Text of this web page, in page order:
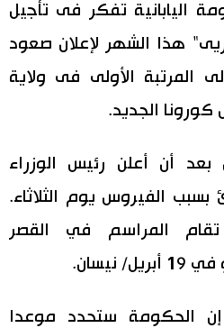
تواصل معنا
اليابانية تفكر فى تأجيل
هذا الشهر لإعلان صعود
المرتبة الأولى فى ولاية
الجديد.
بعد أن أعلن رئيس الوزراء
بسبب الفيروس يوم الثلاثاء.
المراسم في القصر
الحكومة ستحدد موعدا